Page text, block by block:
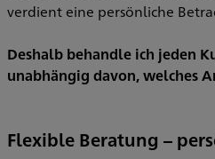
verdient eine persönliche
Deshalb behandle ich jeden
unabhängig davon, welches
Flexible Beratung –